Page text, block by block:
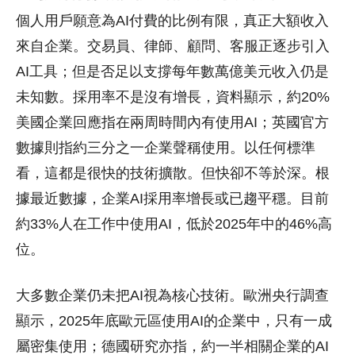
個人用戶願意為AI付費的比例有限，真正大額收入
來自企業。交易員、律師、顧問、客服正逐步引入
AI工具；但是否足以支撐每年數萬億美元收入仍是
未知數。採用率不是沒有增長，資料顯示，約20%
美國企業回應指在兩周時間內有使用AI；英國官方
數據則指約三分之一企業聲稱使用。以任何標準
看，這都是很快的技術擴散。但快卻不等於深。根
據最近數據，企業AI採用率增長或已趨平穩。目前
約33%人在工作中使用AI，低於2025年中的46%高
位。
大多數企業仍未把AI視為核心技術。歐洲央行調查
顯示，2025年底歐元區使用AI的企業中，只有一成
屬密集使用；德國研究亦指，約一半相關企業的AI